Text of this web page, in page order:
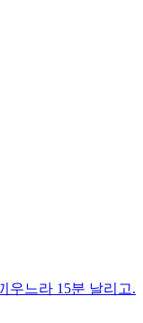
우느라 15분 날리고.